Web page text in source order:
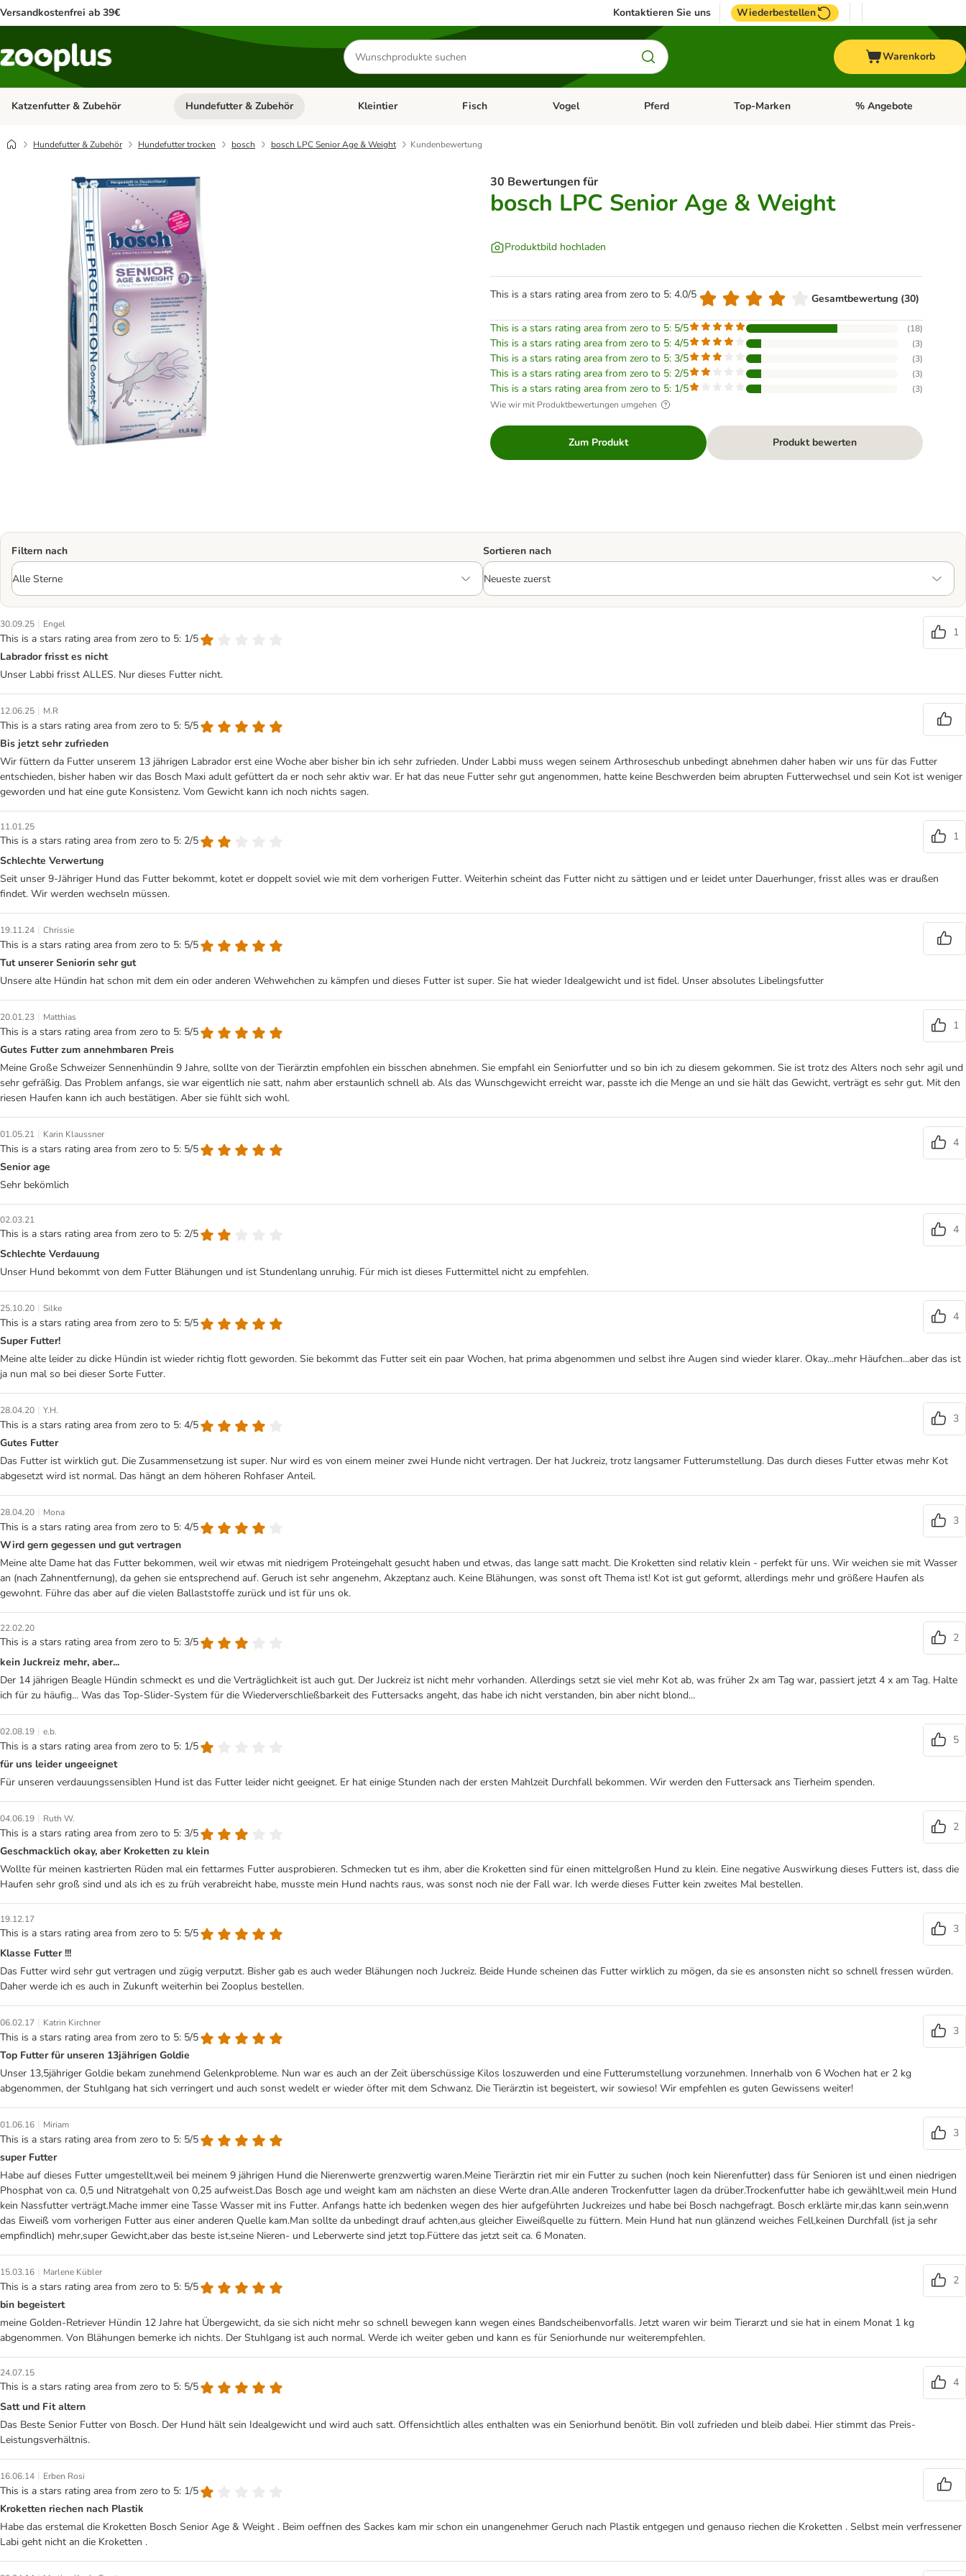
Versandkostenfrei ab 39€ Kontaktieren Sie uns Wiederbestellen
Produkte
suchen
Warenkorb
Katzenfutter & Zubehör Kategorie-Menü öffnen: Katzenfutter & Zubehör
Hundefutter & Zubehör Kategorie-Menü öffnen: Hundefutter & Zubehör
Kleintier Kategorie-Menü öffnen: Kleintier
Fisch Kategorie-Menü öffnen: Fisch
Vogel Kategorie-Menü öffnen: Vogel
Pferd Kategorie-Menü öffnen: Pferd
Top-Marken Kategorie-Menü öffnen:
% Angebote
Hundefutter & Zubehör Hundefutter trocken bosch bosch LPC Senior Age & Weight Kundenbewertung
30 Bewertungen für
bosch LPC Senior Age & Weight
Produktbild hochladen
This is a stars rating area from zero to 5: 4.0/5 Gesamtbewertung (30)
This is a stars rating area from zero to 5: 5/5 (18)
This is a stars rating area from zero to 5: 4/5 (3)
This is a stars rating area from zero to 5: 3/5 (3)
This is a stars rating area from zero to 5: 2/5 (3)
This is a stars rating area from zero to 5: 1/5 (3)
Wie wir mit Produktbewertungen umgehen
Zum Produkt Produkt bewerten
Filtern nach Sortieren nach
30.09.25 | Engel
This is a stars rating area from zero to 5: 1/5
1
Labrador frisst es nicht
Unser Labbi frisst ALLES. Nur dieses Futter nicht.
12.06.25 | M.R
This is a stars rating area from zero to 5: 5/5
Bis jetzt sehr zufrieden
Wir füttern da Futter unserem 13 jährigen Labrador erst eine Woche aber bisher bin ich sehr zufrieden. Under Labbi muss wegen seinem Arthroseschub unbedingt abnehmen daher haben wir uns für das Futter
entschieden, bisher haben wir das Bosch Maxi adult gefüttert da er noch sehr aktiv war. Er hat das neue Futter sehr gut angenommen, hatte keine Beschwerden beim abrupten Futterwechsel und sein Kot ist weniger
geworden und hat eine gute Konsistenz. Vom Gewicht kann ich noch nichts sagen.
11.01.25
This is a stars rating area from zero to 5: 2/5
1
Schlechte Verwertung
Seit unser 9-Jähriger Hund das Futter bekommt, kotet er doppelt soviel wie mit dem vorherigen Futter. Weiterhin scheint das Futter nicht zu sättigen und er leidet unter Dauerhunger, frisst alles was er draußen
findet. Wir werden wechseln müssen.
19.11.24 | Chrissie
This is a stars rating area from zero to 5: 5/5
Tut unserer Seniorin sehr gut
Unsere alte Hündin hat schon mit dem ein oder anderen Wehwehchen zu kämpfen und dieses Futter ist super. Sie hat wieder Idealgewicht und ist fidel. Unser absolutes Libelingsfutter
20.01.23 | Matthias
This is a stars rating area from zero to 5: 5/5
1
Gutes Futter zum annehmbaren Preis
Meine Große Schweizer Sennenhündin 9 Jahre, sollte von der Tierärztin empfohlen ein bisschen abnehmen. Sie empfahl ein Seniorfutter und so bin ich zu diesem gekommen. Sie ist trotz des Alters noch sehr agil und
sehr gefräßig. Das Problem anfangs, sie war eigentlich nie satt, nahm aber erstaunlich schnell ab. Als das Wunschgewicht erreicht war, passte ich die Menge an und sie hält das Gewicht, verträgt es sehr gut. Mit den
riesen Haufen kann ich auch bestätigen. Aber sie fühlt sich wohl.
01.05.21 | Karin Klaussner
This is a stars rating area from zero to 5: 5/5
4
Senior age
Sehr bekömlich
02.03.21
This is a stars rating area from zero to 5: 2/5
4
Schlechte Verdauung
Unser Hund bekommt von dem Futter Blähungen und ist Stundenlang unruhig. Für mich ist dieses Futtermittel nicht zu empfehlen.
25.10.20 | Silke
This is a stars rating area from zero to 5: 5/5
4
Super Futter!
Meine alte leider zu dicke Hündin ist wieder richtig flott geworden. Sie bekommt das Futter seit ein paar Wochen, hat prima abgenommen und selbst ihre Augen sind wieder klarer. Okay...mehr Häufchen...aber das ist
ja nun mal so bei dieser Sorte Futter.
28.04.20 | Y.H.
This is a stars rating area from zero to 5: 4/5
3
Gutes Futter
Das Futter ist wirklich gut. Die Zusammensetzung ist super. Nur wird es von einem meiner zwei Hunde nicht vertragen. Der hat Juckreiz, trotz langsamer Futterumstellung. Das durch dieses Futter etwas mehr Kot
abgesetzt wird ist normal. Das hängt an dem höheren Rohfaser Anteil.
28.04.20 | Mona
This is a stars rating area from zero to 5: 4/5
3
Wird gern gegessen und gut vertragen
Meine alte Dame hat das Futter bekommen, weil wir etwas mit niedrigem Proteingehalt gesucht haben und etwas, das lange satt macht. Die Kroketten sind relativ klein - perfekt für uns. Wir weichen sie mit Wasser
an (nach Zahnentfernung), da gehen sie entsprechend auf. Geruch ist sehr angenehm, Akzeptanz auch. Keine Blähungen, was sonst oft Thema ist! Kot ist gut geformt, allerdings mehr und größere Haufen als
gewohnt. Führe das aber auf die vielen Ballaststoffe zurück und ist für uns ok.
22.02.20
This is a stars rating area from zero to 5: 3/5
2
kein Juckreiz mehr, aber...
Der 14 jährigen Beagle Hündin schmeckt es und die Verträglichkeit ist auch gut. Der Juckreiz ist nicht mehr vorhanden. Allerdings setzt sie viel mehr Kot ab, was früher 2x am Tag war, passiert jetzt 4 x am Tag. Halte
ich für zu häufig... Was das Top-Slider-System für die Wiederverschließbarkeit des Futtersacks angeht, das habe ich nicht verstanden, bin aber nicht blond...
02.08.19 | e.b.
This is a stars rating area from zero to 5: 1/5
5
für uns leider ungeeignet
Für unseren verdauungssensiblen Hund ist das Futter leider nicht geeignet. Er hat einige Stunden nach der ersten Mahlzeit Durchfall bekommen. Wir werden den Futtersack ans Tierheim spenden.
04.06.19 | Ruth W.
This is a stars rating area from zero to 5: 3/5
2
Geschmacklich okay, aber Kroketten zu klein
Wollte für meinen kastrierten Rüden mal ein fettarmes Futter ausprobieren. Schmecken tut es ihm, aber die Kroketten sind für einen mittelgroßen Hund zu klein. Eine negative Auswirkung dieses Futters ist, dass die
Haufen sehr groß sind und als ich es zu früh verabreicht habe, musste mein Hund nachts raus, was sonst noch nie der Fall war. Ich werde dieses Futter kein zweites Mal bestellen.
19.12.17
This is a stars rating area from zero to 5: 5/5
3
Klasse Futter !!!
Das Futter wird sehr gut vertragen und zügig verputzt. Bisher gab es auch weder Blähungen noch Juckreiz. Beide Hunde scheinen das Futter wirklich zu mögen, da sie es ansonsten nicht so schnell fressen würden.
Daher werde ich es auch in Zukunft weiterhin bei Zooplus bestellen.
06.02.17 | Katrin Kirchner
This is a stars rating area from zero to 5: 5/5
3
Top Futter für unseren 13jährigen Goldie
Unser 13,5jähriger Goldie bekam zunehmend Gelenkprobleme. Nun war es auch an der Zeit überschüssige Kilos loszuwerden und eine Futterumstellung vorzunehmen. Innerhalb von 6 Wochen hat er 2 kg
abgenommen, der Stuhlgang hat sich verringert und auch sonst wedelt er wieder öfter mit dem Schwanz. Die Tierärztin ist begeistert, wir sowieso! Wir empfehlen es guten Gewissens weiter!
01.06.16 | Miriam
This is a stars rating area from zero to 5: 5/5
3
super Futter
Habe auf dieses Futter umgestellt,weil bei meinem 9 jährigen Hund die Nierenwerte grenzwertig waren.Meine Tierärztin riet mir ein Futter zu suchen (noch kein Nierenfutter) dass für Senioren ist und einen niedrigen
Phosphat von ca. 0,5 und Nitratgehalt von 0,25 aufweist.Das Bosch age und weight kam am nächsten an diese Werte dran.Alle anderen Trockenfutter lagen da drüber.Trockenfutter habe ich gewählt,weil mein Hund
kein Nassfutter verträgt.Mache immer eine Tasse Wasser mit ins Futter. Anfangs hatte ich bedenken wegen des hier aufgeführten Juckreizes und habe bei Bosch nachgefragt. Bosch erklärte mir,das kann sein,wenn
das Eiweiß vom vorherigen Futter aus einer anderen Quelle kam.Man sollte da unbedingt drauf achten,aus gleicher Eiweißquelle zu füttern. Mein Hund hat nun glänzend weiches Fell,keinen Durchfall (ist ja sehr
empfindlich) mehr,super Gewicht,aber das beste ist,seine Nieren- und Leberwerte sind jetzt top.Füttere das jetzt seit ca. 6 Monaten.
15.03.16 | Marlene Kübler
This is a stars rating area from zero to 5: 5/5
2
bin begeistert
meine Golden-Retriever Hündin 12 Jahre hat Übergewicht, da sie sich nicht mehr so schnell bewegen kann wegen eines Bandscheibenvorfalls. Jetzt waren wir beim Tierarzt und sie hat in einem Monat 1 kg
abgenommen. Von Blähungen bemerke ich nichts. Der Stuhlgang ist auch normal. Werde ich weiter geben und kann es für Seniorhunde nur weiterempfehlen.
24.07.15
This is a stars rating area from zero to 5: 5/5
4
Satt und Fit altern
Das Beste Senior Futter von Bosch. Der Hund hält sein Idealgewicht und wird auch satt. Offensichtlich alles enthalten was ein Seniorhund benötit. Bin voll zufrieden und bleib dabei. Hier stimmt das Preis-
Leistungsverhältnis.
16.06.14 | Erben Rosi
This is a stars rating area from zero to 5: 1/5
Kroketten riechen nach Plastik
Habe das erstemal die Kroketten Bosch Senior Age & Weight . Beim oeffnen des Sackes kam mir schon ein unangenehmer Geruch nach Plastik entgegen und genauso riechen die Kroketten . Selbst mein verfressener
Labi geht nicht an die Kroketten .